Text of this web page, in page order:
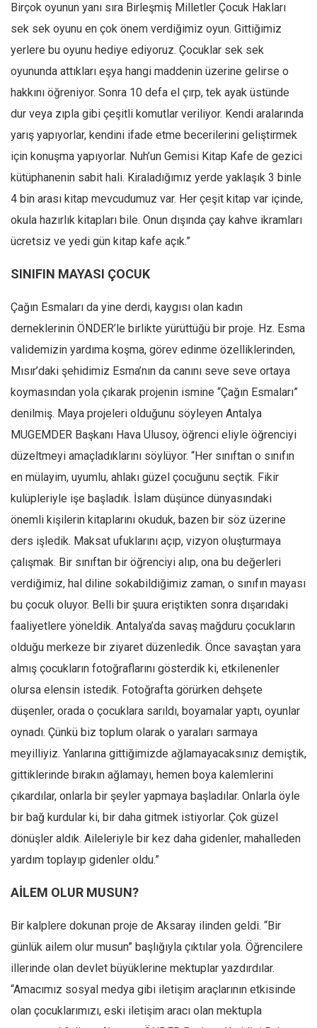
Birçok oyunun yanı sıra Birleşmiş Milletler Çocuk Hakları
sek sek oyunu en çok önem verdiğimiz oyun. Gittiğimiz
yerlere bu oyunu hediye ediyoruz. Çocuklar sek sek
oyununda attıkları eşya hangi maddenin üzerine gelirse o
hakkını öğreniyor. Sonra 10 defa el çırp, tek ayak üstünde
dur veya zıpla gibi çeşitli komutlar veriliyor. Kendi aralarında
yarış yapıyorlar, kendini ifade etme becerilerini geliştirmek
için konuşma yapıyorlar. Nuh’un Gemisi Kitap Kafe de gezici
kütüphanenin sabit hali. Kiraladığımız yerde yaklaşık 3 binle
4 bin arası kitap mevcudumuz var. Her çeşit kitap var içinde,
okula hazırlık kitapları bile. Onun dışında çay kahve ikramları
ücretsiz ve yedi gün kitap kafe açık.”
SINIFIN MAYASI ÇOCUK
Çağın Esmaları da yine derdi, kaygısı olan kadın
derneklerinin ÖNDER’le birlikte yürüttüğü bir proje. Hz. Esma
validemizin yardıma koşma, görev edinme özelliklerinden,
Mısır’daki şehidimiz Esma’nın da canını seve seve ortaya
koymasından yola çıkarak projenin ismine “Çağın Esmaları”
denilmiş. Maya projeleri olduğunu söyleyen Antalya
MUGEMDER Başkanı Hava Ulusoy, öğrenci eliyle öğrenciyi
düzeltmeyi amaçladıklarını söylüyor. “Her sınıftan o sınıfın
en mülayim, uyumlu, ahlakı güzel çocuğunu seçtik. Fikir
kulüpleriyle işe başladık. İslam düşünce dünyasındaki
önemli kişilerin kitaplarını okuduk, bazen bir söz üzerine
ders işledik. Maksat ufuklarını açıp, vizyon oluşturmaya
çalışmak. Bir sınıftan bir öğrenciyi alıp, ona bu değerleri
verdiğimiz, hal diline sokabildiğimiz zaman, o sınıfın mayası
bu çocuk oluyor. Belli bir şuura eriştikten sonra dışarıdaki
faaliyetlere yöneldik. Antalya’da savaş mağduru çocukların
olduğu merkeze bir ziyaret düzenledik. Önce savaştan yara
almış çocukların fotoğraflarını gösterdik ki, etkilenenler
olursa elensin istedik. Fotoğrafta görürken dehşete
düşenler, orada o çocuklara sarıldı, boyamalar yaptı, oyunlar
oynadı. Çünkü biz toplum olarak o yaraları sarmaya
meyilliyiz. Yanlarına gittiğimizde ağlamayacaksınız demiştik,
gittiklerinde bırakın ağlamayı, hemen boya kalemlerini
çıkardılar, onlarla bir şeyler yapmaya başladılar. Onlarla öyle
bir bağ kurdular ki, bir daha gitmek istiyorlar. Çok güzel
dönüşler aldık. Aileleriyle bir kez daha gidenler, mahalleden
yardım toplayıp gidenler oldu.”
AİLEM OLUR MUSUN?
Bir kalplere dokunan proje de Aksaray ilinden geldi. “Bir
günlük ailem olur musun” başlığıyla çıktılar yola. Öğrencilere
illerinde olan devlet büyüklerine mektuplar yazdırdılar.
“Amacımız sosyal medya gibi iletişim araçlarının etkisinde
olan çocuklarımızı, eski iletişim aracı olan mektupla